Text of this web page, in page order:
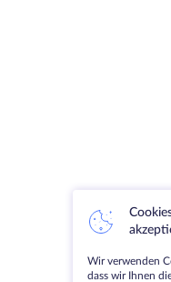
Wir verwenden
dass wir Ihnen